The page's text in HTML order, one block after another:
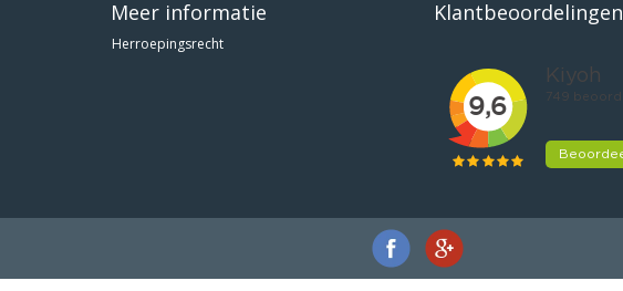
Meer informatie
Herroepingsrecht
Klantbeoordelingen